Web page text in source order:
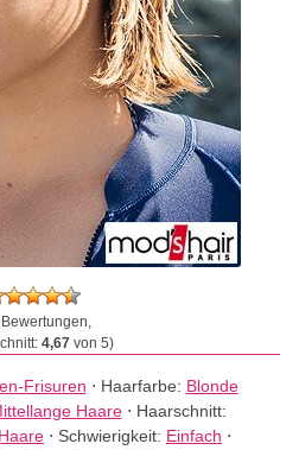
4,67von 5)
Frisuren ⋅ Haarfarbe: Blonde
Haare⋅ Haarschnitt:
⋅ Schwierigkeit: Einfach ⋅